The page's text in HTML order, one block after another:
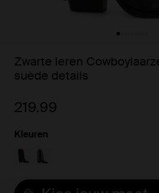
Zwarte leren
suède details
219.99
Kleuren